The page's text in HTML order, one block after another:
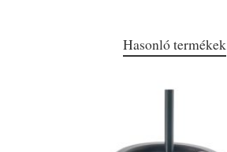
Hasonló termékek